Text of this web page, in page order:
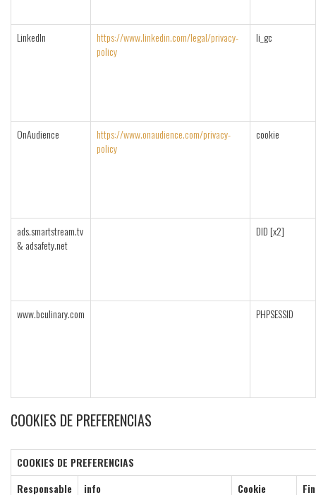
LinkedIn
https://www.linkedin.com/legal/privacy-
policy
li_gc
OnAudience
https://www.onaudience.com/privacy-
policy
cookie
ads.smartstream.tv
& adsafety.net
DID [x2]
www.bculinary.com PHPSESSID
COOKIES DE PREFERENCIAS
COOKIES DE PREFERENCIAS
Responsable
info Cookie